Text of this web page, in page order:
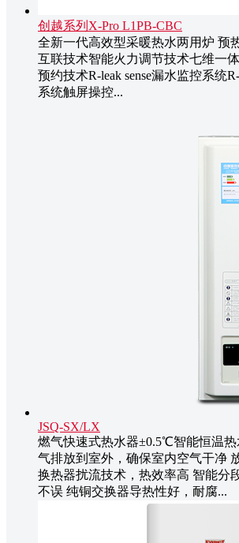
创越系列X-Pro L1PB-CBC
全新一代高效型采暖热水两用炉 预
互联技术智能火力调节技术七维一
预约技术R-leak sense漏水监控系统
系统触屏操控...
JSQ-SX/LX
燃气快速式热水器±0.5℃智能恒温
气排放到室外，确保室内空气干净
换热器扰流技术，热效率高 智能分
不误 纯铜交换器导热性好，耐腐...